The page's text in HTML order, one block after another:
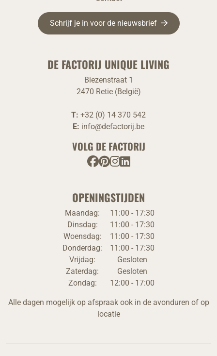
Schrijf je in voor de nieuwsbrief
DE FACTORIJ UNIQUE LIVING
Biezenstraat 1
2470 Retie (België)
T: +32 (0) 14 370 542
E: info@defactorij.be
VOLG DE FACTORIJ
OPENINGSTIJDEN
Maandag:
Dinsdag:
Woensdag:
Donderdag:
Vrijdag:
Zaterdag:
Zondag:
11:00 - 17:30
11:00 - 17:30
11:00 - 17:30
11:00 - 17:30
Gesloten
Gesloten
12:00 - 17:00
Alle dagen mogelijk op afspraak ook in de avonduren of op
locatie